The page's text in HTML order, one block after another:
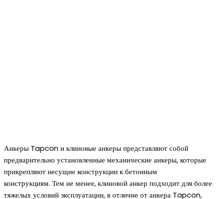
Анкеры Tapcon и клиновые анкеры представляют собой
предварительно установленные механические анкеры, которые
прикрепляют несущие конструкции к бетонным
конструкциям. Тем не менее, клиновой анкер подходит для более
тяжелых условий эксплуатации, в отличие от анкера Tapcon,